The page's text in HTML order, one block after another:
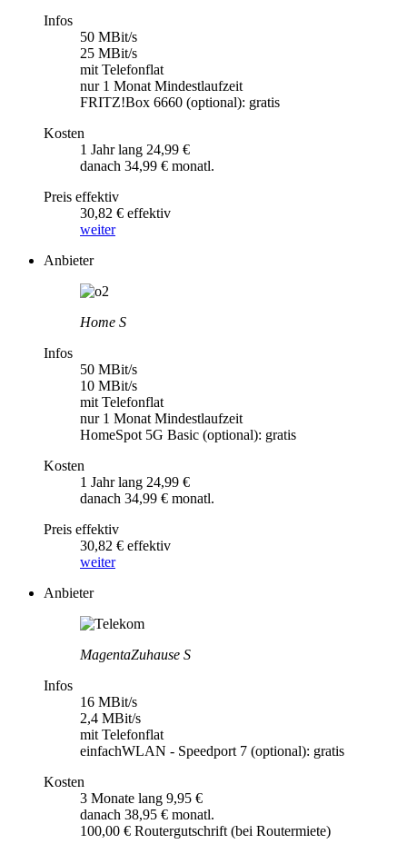
Infos
50 MBit/s
25 MBit/s
mit Telefonflat
nur 1 Monat Mindestlaufzeit
FRITZ!Box 6660 (optional): gratis
Kosten
1 Jahr lang 24,99 €
danach 34,99 € monatl.
Preis effektiv
30,82 € effektiv
weiter
Anbieter
Home S
Infos
50 MBit/s
10 MBit/s
mit Telefonflat
nur 1 Monat Mindestlaufzeit
HomeSpot 5G Basic (optional): gratis
Kosten
1 Jahr lang 24,99 €
danach 34,99 € monatl.
Preis effektiv
30,82 € effektiv
weiter
Anbieter
MagentaZuhause S
Infos
16 MBit/s
2,4 MBit/s
mit Telefonflat
einfachWLAN - Speedport 7 (optional): gratis
Kosten
3 Monate lang 9,95 €
danach 38,95 € monatl.
100,00 € Routergutschrift (bei Routermiete)